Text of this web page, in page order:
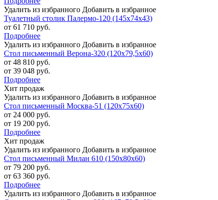
Удалить из избранного Добавить в избранное
Туалетный столик Палермо-120 (145х74х43)
от 61 710 руб.
Подробнее
Удалить из избранного Добавить в избранное
Стол письменный Верона-320 (120х79,5х60)
от 48 810 руб.
от 39 048 руб.
Подробнее
Хит продаж
Удалить из избранного Добавить в избранное
Стол письменный Москва-51 (120х75х60)
от 24 000 руб.
от 19 200 руб.
Подробнее
Хит продаж
Удалить из избранного Добавить в избранное
Стол письменный Милан 610 (150х80х60)
от 79 200 руб.
от 63 360 руб.
Подробнее
Удалить из избранного Добавить в избранное